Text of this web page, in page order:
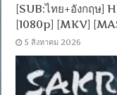
[SUB:ไทย+อังกฤษ]
[1080p] [MKV]
5 สิงหาคม 2026